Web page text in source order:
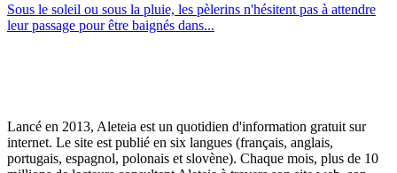
Sous le soleil ou sous la pluie, les pèlerins n'hésitent pas à attendre
leur passage pour être baignés dans...
Lancé en 2013, Aleteia est un quotidien d'information gratuit sur
internet. Le site est publié en six langues (français, anglais,
portugais, espagnol, polonais et slovène). Chaque mois, plus de 10